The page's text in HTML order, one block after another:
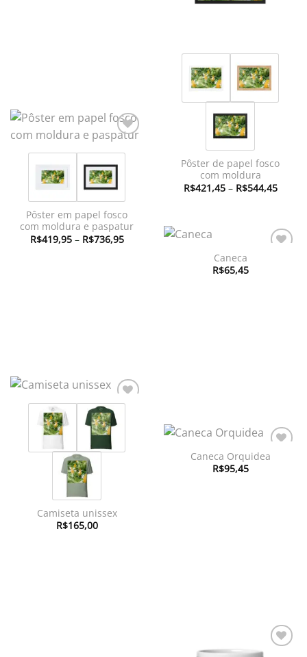
Pôster de papel fosco
com moldura
R$421,45 – R$544,45Faixa
de
Adicionar
à lista de
desejos
Pôster em papel fosco
com moldura e paspatur
R$419,95 – R$736,95Faixa
de
Caneca
R$65,45
Adicionar
à lista de
desejos
Camiseta unissex
R$165,00
Adicionar
Caneca Orquidea
R$95,45